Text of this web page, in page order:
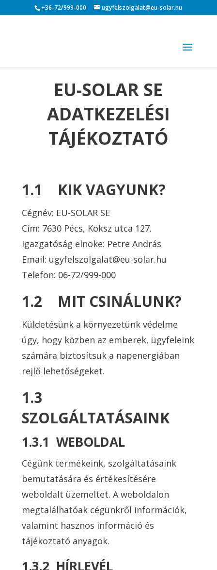
+36-72/999-000 ugyfelszolgalat@eu-solar.hu
EU-SOLAR SE
ADATKEZELÉSI
TÁJÉKOZTATÓ
1.1 KIK VAGYUNK?
Cégnév: EU-SOLAR SE
Cím: 7630 Pécs, Koksz utca 127.
Igazgatóság elnöke: Petre András
Email: ugyfelszolgalat@eu-solar.hu
Telefon: 06-72/999-000
1.2 MIT CSINÁLUNK?
Küldetésünk a környezetünk védelme
úgy, hogy közben az emberek, ügyfeleink
számára biztosítsuk a napenergiában
rejlő lehetőségeket.
1.3
SZOLGÁLTATÁSAINK
1.3.1 WEBOLDAL
Cégünk termékeink, szolgáltatásaink
bemutatására és értékesítésére
weboldalt üzemeltet. A weboldalon
megtalálhatóak cégünkről információk,
valamint hasznos információ és
tájékoztató anyagok.
1.3.2 HÍRLEVÉL